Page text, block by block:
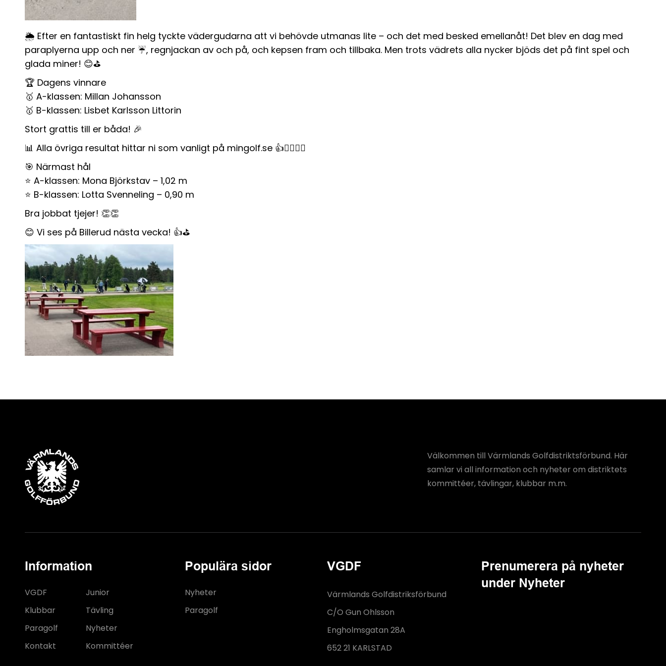
🌦️ Efter en fantastiskt fin helg tyckte vädergudarna att vi behövde utmanas lite – och det med besked emellanåt! Det blev en dag med
paraplyerna upp och ner ☔️, regnjackan av och på, och kepsen fram och tillbaka. Men trots vädrets alla nycker bjöds det på fint spel och
glada miner! 😊⛳
🏆 Dagens vinnare
🥇 A-klassen: Millan Johansson
🥇 B-klassen: Lisbet Karlsson Littorin
Stort grattis till er båda! 🎉
📊 Alla övriga resultat hittar ni som vanligt på mingolf.se 👍🏌🏻‍♀️⛳
🎯 Närmast hål
⭐ A-klassen: Mona Björkstav – 1,02 m
⭐ B-klassen: Lotta Svenneling – 0,90 m
Bra jobbat tjejer! 👏👏
😊 Vi ses på Billerud nästa vecka! 👍⛳
Välkommen till Värmlands Golfdistriktsförbund. Här
samlar vi all information och nyheter om distriktets
kommittéer, tävlingar, klubbar m.m.
Information
VGDF
Junior
Klubbar
Tävling
Paragolf
Nyheter
Kontakt
Kommittéer
Populära sidor
Nyheter
Paragolf
VGDF
Värmlands Golfdistriksförbund
C/O Gun Ohlsson
Engholmsgatan 28A
652 21 KARLSTAD
Prenumerera på nyheter
under Nyheter